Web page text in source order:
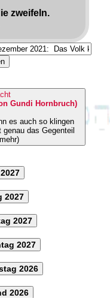
zweifeln.
Gundi Hornbruch)
es auch so klingen
2027
2027
2027
2026
2026